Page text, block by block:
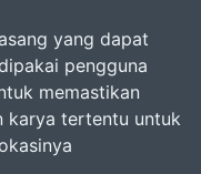
yang dapat
pengguna
memastikan
karya tertentu untuk